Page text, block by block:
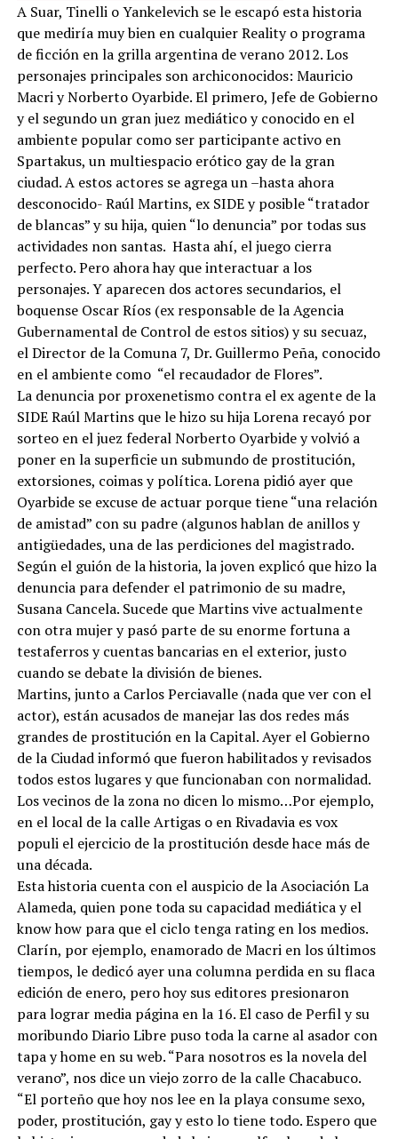
A Suar, Tinelli o Yankelevich se le escapó esta historia
que mediría muy bien en cualquier Reality o programa
de ficción en la grilla argentina de verano 2012. Los
personajes principales son archiconocidos: Mauricio
Macri y Norberto Oyarbide. El primero, Jefe de Gobierno
y el segundo un gran juez mediático y conocido en el
ambiente popular como ser participante activo en
Spartakus, un multiespacio erótico gay de la gran
ciudad. A estos actores se agrega un –hasta ahora
desconocido- Raúl Martins, ex SIDE y posible “tratador
de blancas” y su hija, quien “lo denuncia” por todas sus
actividades non santas. Hasta ahí, el juego cierra
perfecto. Pero ahora hay que interactuar a los
personajes. Y aparecen dos actores secundarios, el
boquense Oscar Ríos (ex responsable de la Agencia
Gubernamental de Control de estos sitios) y su secuaz,
el Director de la Comuna 7, Dr. Guillermo Peña, conocido
en el ambiente como “el recaudador de Flores”.
La denuncia por proxenetismo contra el ex agente de la
SIDE Raúl Martins que le hizo su hija Lorena recayó por
sorteo en el juez federal Norberto Oyarbide y volvió a
poner en la superficie un submundo de prostitución,
extorsiones, coimas y política. Lorena pidió ayer que
Oyarbide se excuse de actuar porque tiene “una relación
de amistad” con su padre (algunos hablan de anillos y
antigüedades, una de las perdiciones del magistrado.
Según el guión de la historia, la joven explicó que hizo la
denuncia para defender el patrimonio de su madre,
Susana Cancela. Sucede que Martins vive actualmente
con otra mujer y pasó parte de su enorme fortuna a
testaferros y cuentas bancarias en el exterior, justo
cuando se debate la división de bienes.
Martins, junto a Carlos Perciavalle (nada que ver con el
actor), están acusados de manejar las dos redes más
grandes de prostitución en la Capital. Ayer el Gobierno
de la Ciudad informó que fueron habilitados y revisados
todos estos lugares y que funcionaban con normalidad.
Los vecinos de la zona no dicen lo mismo…Por ejemplo,
en el local de la calle Artigas o en Rivadavia es vox
populi el ejercicio de la prostitución desde hace más de
una década.
Esta historia cuenta con el auspicio de la Asociación La
Alameda, quien pone toda su capacidad mediática y el
know how para que el ciclo tenga rating en los medios.
Clarín, por ejemplo, enamorado de Macri en los últimos
tiempos, le dedicó ayer una columna perdida en su flaca
edición de enero, pero hoy sus editores presionaron
para lograr media página en la 16. El caso de Perfil y su
moribundo Diario Libre puso toda la carne al asador con
tapa y home en su web. “Para nosotros es la novela del
verano”, nos dice un viejo zorro de la calle Chacabuco.
“El porteño que hoy nos lee en la playa consume sexo,
poder, prostitución, gay y esto lo tiene todo. Espero que